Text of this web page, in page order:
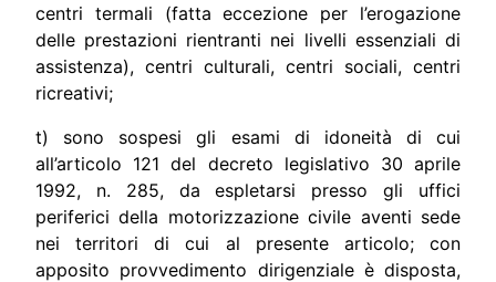
centri termali (fatta eccezione per l’erogazione
delle prestazioni rientranti nei livelli essenziali di
assistenza), centri culturali, centri sociali, centri
ricreativi;
t) sono sospesi gli esami di idoneità di cui
all’articolo 121 del decreto legislativo 30 aprile
1992, n. 285, da espletarsi presso gli uffici
periferici della motorizzazione civile aventi sede
nei territori di cui al presente articolo; con
apposito provvedimento dirigenziale è disposta,